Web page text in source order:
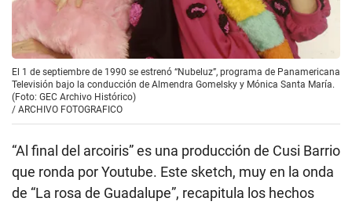
El 1 de septiembre de 1990 se estrenó “Nubeluz”, programa de Panamericana
Televisión bajo la conducción de Almendra Gomelsky y Mónica Santa María.
(Foto: GEC Archivo Histórico)
/ ARCHIVO FOTOGRAFICO
“Al final del arcoiris” es una producción de Cusi Barrio
que ronda por Youtube. Este sketch, muy en la onda
de “La rosa de Guadalupe”, recapitula los hechos